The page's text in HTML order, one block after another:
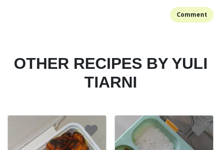
Comment
OTHER RECIPES BY YULI
TIARNI